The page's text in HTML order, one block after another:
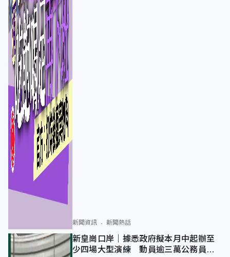
新聞資訊 新聞熱話
新皇崗口岸｜據悉政府擬本月中起辦至
少四場大型演練 動員逾三萬公務員人